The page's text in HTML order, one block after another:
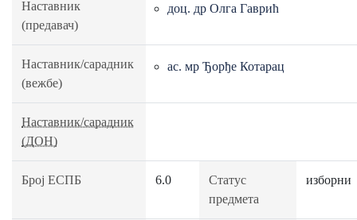
Наставник
(предавач)
доц. др Олга Гаврић
Наставник/сарадник
(вежбе)
ас. мр Ђорђе Котарац
Наставник/сарадник
(ДОН)
Број ЕСПБ 6.0
Статус
предмета
изборни